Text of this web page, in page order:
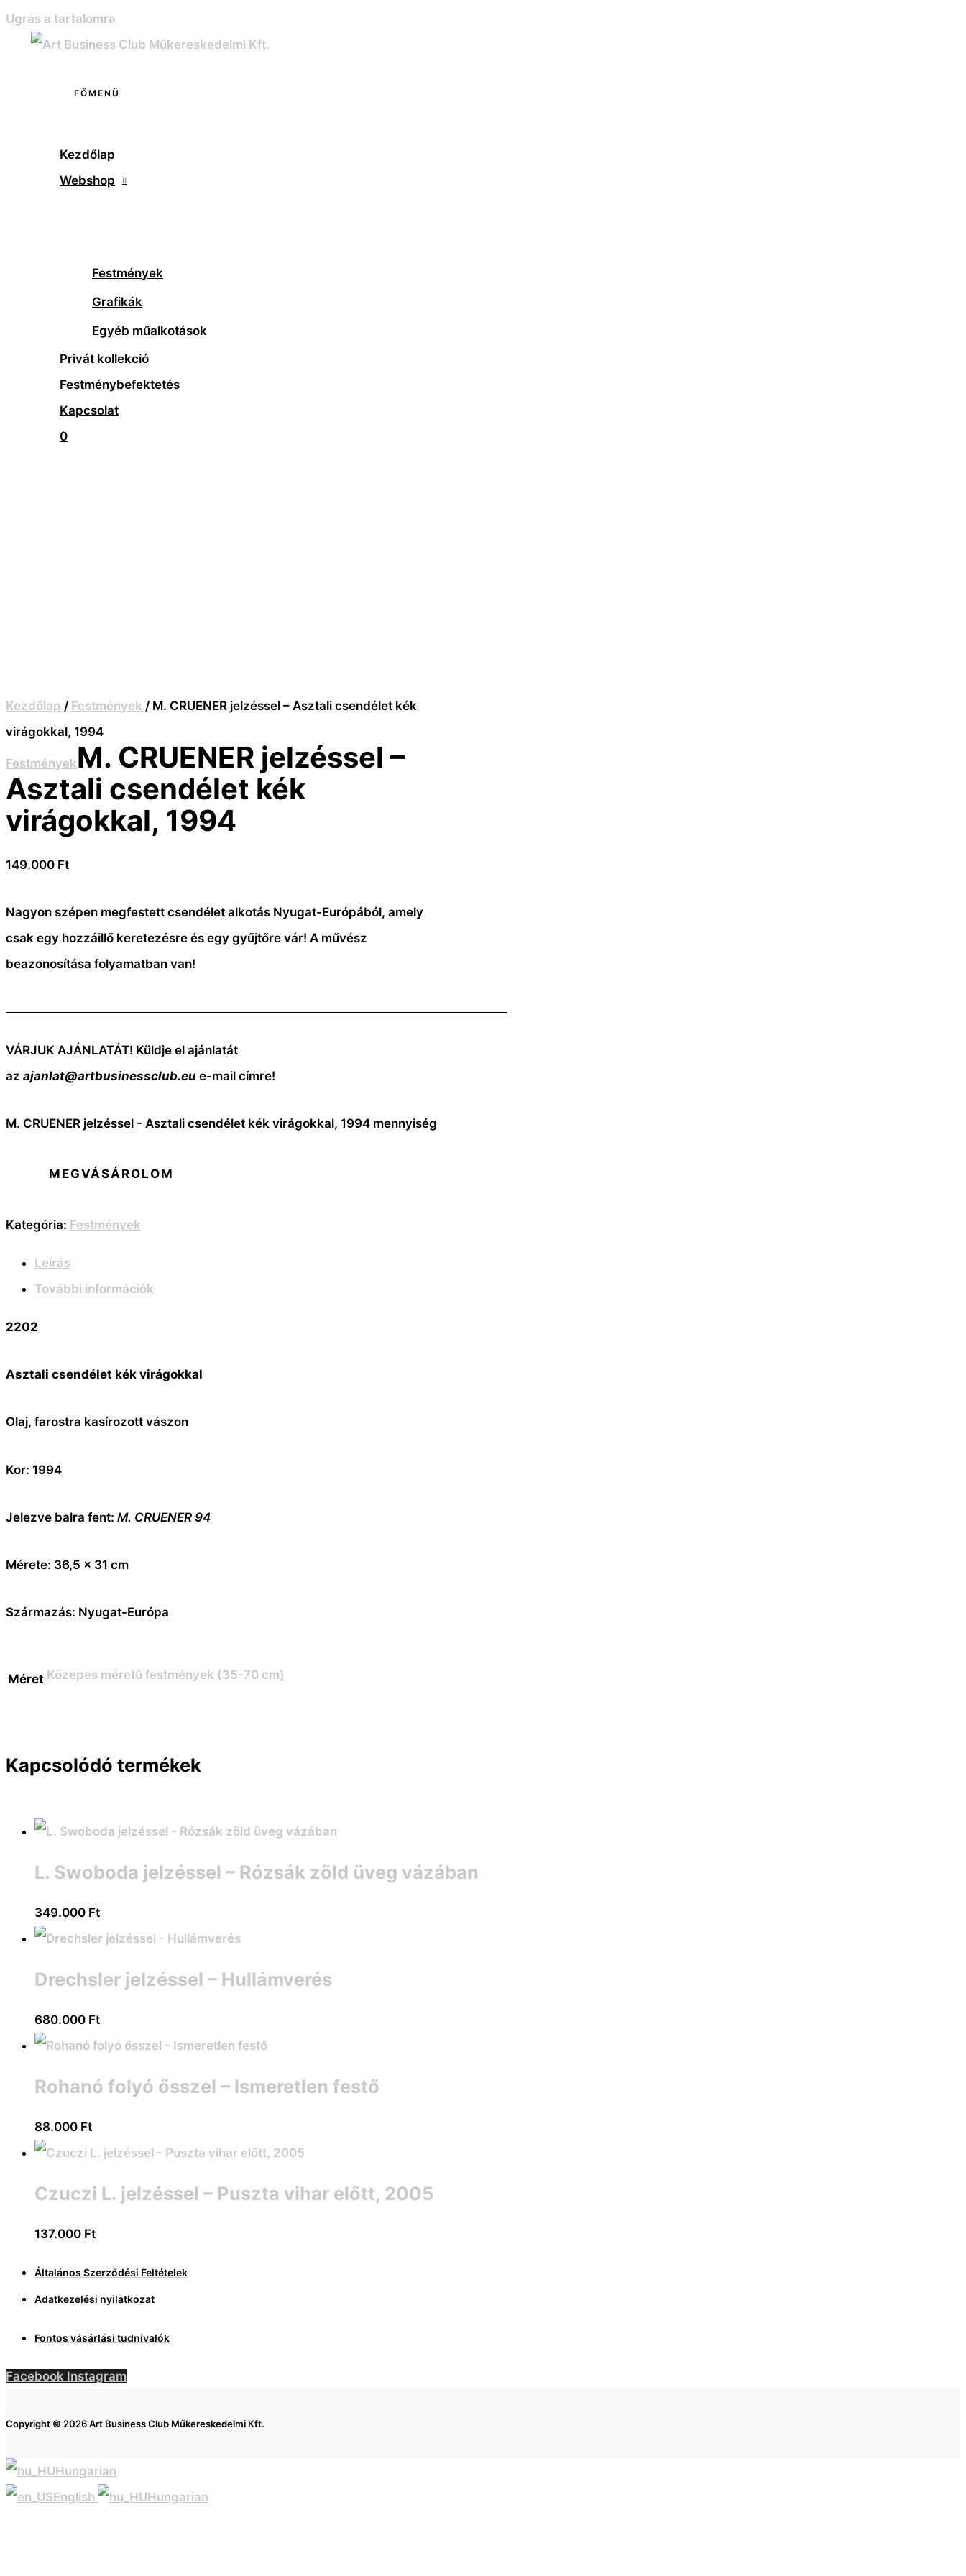
Ugrás a tartalomra
FŐMENÜ
Kezdőlap
Webshop
Festmények
Grafikák
Egyéb műalkotások
Privát kollekció
Festménybefektetés
Kapcsolat
0
Kezdőlap / Festmények / M. CRUENER jelzéssel – Asztali csendélet kék
virágokkal, 1994
FestményekM. CRUENER jelzéssel –
Asztali csendélet kék
virágokkal, 1994
149.000 Ft
Nagyon szépen megfestett csendélet alkotás Nyugat-Európából, amely
csak egy hozzáillő keretezésre és egy gyűjtőre vár! A művész
beazonosítása folyamatban van!
—————————————————————————————————————————
VÁRJUK AJÁNLATÁT! Küldje el ajánlatát
az ajanlat@artbusinessclub.eu e-mail címre!
M. CRUENER jelzéssel - Asztali csendélet kék virágokkal, 1994 mennyiség
MEGVÁSÁROLOM
Kategória: Festmények
Leírás
További információk
2202
Asztali csendélet kék virágokkal
Olaj, farostra kasírozott vászon
Kor: 1994
Jelezve balra fent: M. CRUENER 94
Mérete: 36,5 x 31 cm
Származás: Nyugat-Európa
Méret Közepes méretű festmények (35-70 cm)
Kapcsolódó termékek
L. Swoboda jelzéssel – Rózsák zöld üveg vázában
349.000 Ft
Drechsler jelzéssel – Hullámverés
680.000 Ft
Rohanó folyó ősszel – Ismeretlen festő
88.000 Ft
Czuczi L. jelzéssel – Puszta vihar előtt, 2005
137.000 Ft
Általános Szerződési Feltételek
Adatkezelési nyilatkozat
Fontos vásárlási tudnivalók
Facebook Instagram
Copyright © 2026 Art Business Club Műkereskedelmi Kft.
Hungarian
English
Hungarian